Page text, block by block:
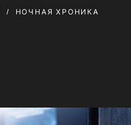
НОЧНАЯ ХРОНИКА